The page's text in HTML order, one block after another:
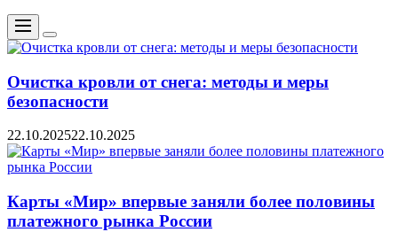
Меню
Цвет
переключателя
Очистка кровли от снега: методы и меры
безопасности
22.10.202522.10.2025
Карты «Мир» впервые заняли более половины
платежного рынка России